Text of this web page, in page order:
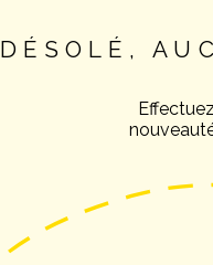
DÉSOLÉ,